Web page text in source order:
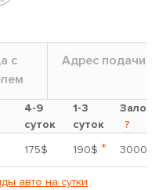
с
Адрес подачи
4-9
суток
1-3
суток
Залог
?
175$ 190$ * 3000$
авто на сутки